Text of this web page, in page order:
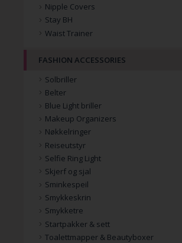
Nipple Covers
Stay BH
Waist Trainer
FASHION ACCESSORIES
Solbriller
Belter
Blue Light briller
Makeup Organizers
Nøkkelringer
Reiseutstyr
Selfie Ring Light
Skjerf og sjal
Sminkespeil
Smykkeskrin
Smykketre
Startpakker & sett
Toalettmapper & Beautyboxer